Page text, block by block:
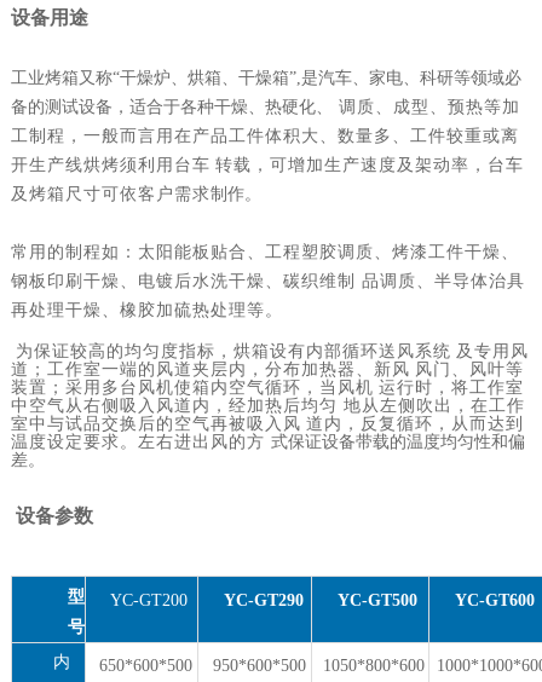
设备用途
工业烤箱又称“干燥炉、烘箱、干燥箱”,是汽车、家电、科研等领域必
备的测试设备，适合于各种干燥、热硬化、
调质、成型、预热等加
工制程， 一般而言用在产品工件体积大、数量多、工件较重或离
开生产线烘烤须利用台车 转载，可增加生产速度及架动率，台车
及烤箱尺寸可依客户需求制作。
常用的制程如：太阳能板贴合、工程塑胶调质、烤漆工件干燥、
钢板印刷干燥、电镀后水洗干燥、碳织维制 品调质、半导体治具
再处理干燥、橡胶加硫热处理等。
为保证较高的均匀度指标，烘箱设有内部循环送 风系统 及专用风
道；工作室一端的风道夹层内，分布加热器、新风 风门、风叶等
装置；采用多台风机使箱内空气循环，当风机 运行时，将工作室
中空气从右侧吸入风道内，经加热后均匀 地从左侧吹出，在工作
室中与试品交换后的空气再被吸入风 道内，反复循环，从而达到
温度设定要求。左右进出风的方 式保证设备带载的温度均匀性和偏
差。
设备参数
型
号
YC-GT200 YC-GT290 YC-GT500 YC-GT600
内
650*600*500 950*600*500 1050*800*600